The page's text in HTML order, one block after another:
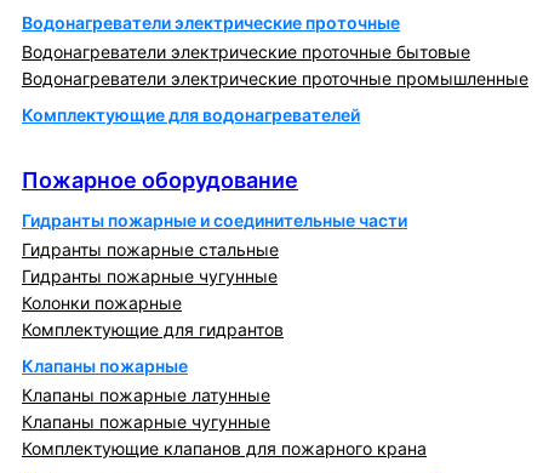
Водонагреватели электрические проточные
Водонагреватели электрические проточные бытовые
Водонагреватели электрические проточные промышленные
Комплектующие для водонагревателей
Пожарное оборудование
Гидранты пожарные и соединительные части
Гидранты пожарные стальные
Гидранты пожарные чугунные
Колонки пожарные
Комплектующие для гидрантов
Клапаны пожарные
Клапаны пожарные латунные
Клапаны пожарные чугунные
Комплектующие клапанов для пожарного крана